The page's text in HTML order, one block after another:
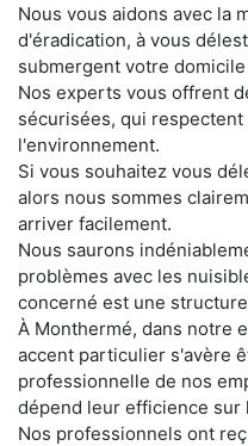
Nous vous aidons avec la
d'éradication, à vous
submergent votre
Nos experts vous offrent
sécurisées, qui
l'environnement.
Si vous souhaitez vous
alors nous sommes
arriver facilement.
Nous saurons
problèmes avec les
concerné est une
À Monthermé, dans notre
accent particulier s'avère
professionnelle de nos
dépend leur efficience sur
Nos professionnels ont